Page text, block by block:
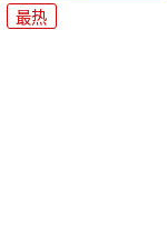
最热